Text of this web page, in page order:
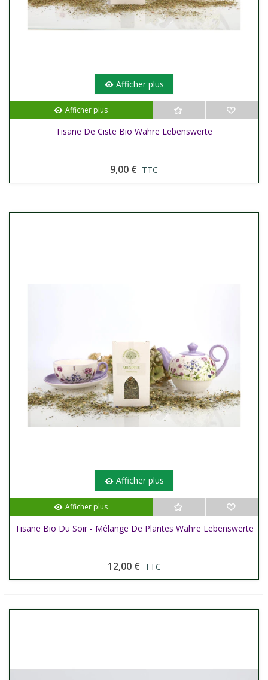
Afficher plus
Afficher plus
Tisane De Ciste Bio Wahre Lebenswerte
9,00 € TTC
Afficher plus
Afficher plus
Tisane Bio Du Soir - Mélange De Plantes Wahre Lebenswerte
12,00 € TTC